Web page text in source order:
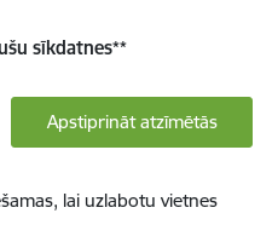
sīkdatnes**
Apstiprināt atzīmētās
lai uzlabotu vietnes